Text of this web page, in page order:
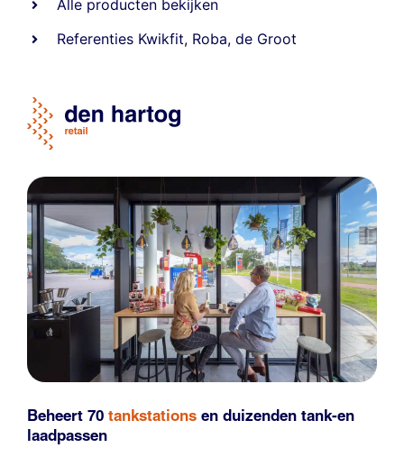
Alle producten bekijken
Referenties Kwikfit, Roba,de Groot
Beheert 70 tankstations en duizenden tank-en
laadpassen